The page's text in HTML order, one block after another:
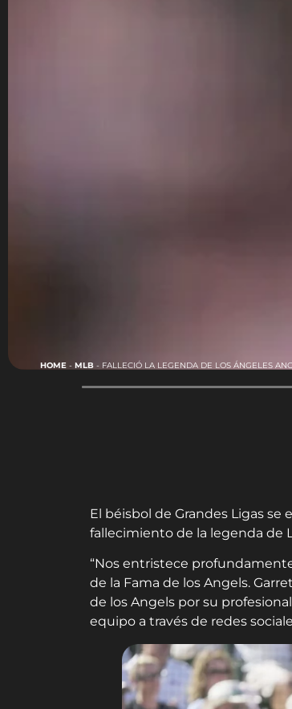
HOME- MLB- FALLECIÓ LA LEGENDA DE LOS ÁNGELES
El béisbol de Grandes Ligas
fallecimiento de la legenda de
“Nos entristece
de la Fama de los Angels.
de los Angels por su
equipo a través de redes